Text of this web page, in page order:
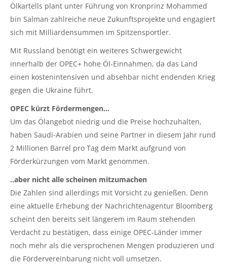
Ölkartells plant unter Führung von Kronprinz Mohammed
bin Salman zahlreiche neue Zukunftsprojekte und engagiert
sich mit Milliardensummen im Spitzensportler.
Mit Russland benötigt ein weiteres Schwergewicht
innerhalb der OPEC+ hohe Öl-Einnahmen, da das Land
einen kostenintensiven und absehbar nicht endenden Krieg
gegen die Ukraine führt.
OPEC kürzt Fördermengen…
Um das Ölangebot niedrig und die Preise hochzuhalten,
haben Saudi-Arabien und seine Partner in diesem Jahr rund
2 Millionen Barrel pro Tag dem Markt aufgrund von
Förderkürzungen vom Markt genommen.
..aber nicht alle scheinen mitzumachen
Die Zahlen sind allerdings mit Vorsicht zu genießen. Denn
eine aktuelle Erhebung der Nachrichtenagentur Bloomberg
scheint den bereits seit längerem im Raum stehenden
Verdacht zu bestätigen, dass einige OPEC-Länder immer
noch mehr als die versprochenen Mengen produzieren und
die Fördervereinbarung nicht voll umsetzen.